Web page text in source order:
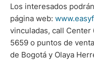
Los interesados
página web:
vinculadas, call Center
5659 o puntos de
de Bogotá y Olaya